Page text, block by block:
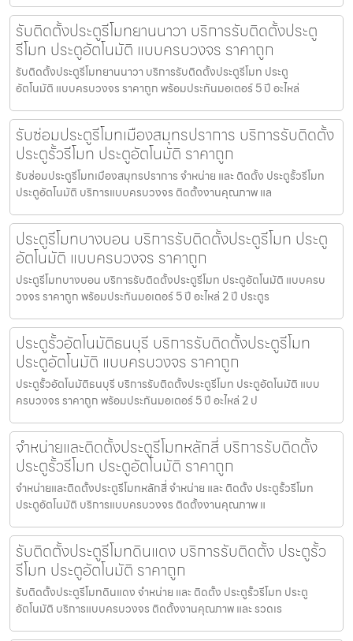
รับติดตั้งประตูรีโมทยานนาวา บริการรับติดตั้งประตู
รีโมท ประตูอัตโนมัติ แบบครบวงจร ราคาถูก
รับติดตั้งประตูรีโมทยานนาวา บริการรับติดตั้งประตูรีโมท ประตู
อัตโนมัติ แบบครบวงจร ราคาถูก พร้อมประกันมอเตอร์ 5 ปี อะไหล่
รับซ่อมประตูรีโมทเมืองสมุทรปราการ บริการรับติดตั้ง
ประตูรั้วรีโมท ประตูอัตโนมัติ ราคาถูก
รับซ่อมประตูรีโมทเมืองสมุทรปราการ จำหน่าย และ ติดตั้ง ประตูรั้วรีโมท
ประตูอัตโนมัติ บริการแบบครบวงจร ติดตั้งงานคุณภาพ แล
ประตูรีโมทบางบอน บริการรับติดตั้งประตูรีโมท ประตู
อัตโนมัติ แบบครบวงจร ราคาถูก
ประตูรีโมทบางบอน บริการรับติดตั้งประตูรีโมท ประตูอัตโนมัติ แบบครบ
วงจร ราคาถูก พร้อมประกันมอเตอร์ 5 ปี อะไหล่ 2 ปี ประตูร
ประตูรั้วอัตโนมัติธนบุรี บริการรับติดตั้งประตูรีโมท
ประตูอัตโนมัติ แบบครบวงจร ราคาถูก
ประตูรั้วอัตโนมัติธนบุรี บริการรับติดตั้งประตูรีโมท ประตูอัตโนมัติ แบบ
ครบวงจร ราคาถูก พร้อมประกันมอเตอร์ 5 ปี อะไหล่ 2 ป
จำหน่ายและติดตั้งประตูรีโมทหลักสี่ บริการรับติดตั้ง
ประตูรั้วรีโมท ประตูอัตโนมัติ ราคาถูก
จำหน่ายและติดตั้งประตูรีโมทหลักสี่ จำหน่าย และ ติดตั้ง ประตูรั้วรีโมท
ประตูอัตโนมัติ บริการแบบครบวงจร ติดตั้งงานคุณภาพ แ
รับติดตั้งประตูรีโมทดินแดง บริการรับติดตั้ง ประตูรั้ว
รีโมท ประตูอัตโนมัติ ราคาถูก
รับติดตั้งประตูรีโมทดินแดง จำหน่าย และ ติดตั้ง ประตูรั้วรีโมท ประตู
อัตโนมัติ บริการแบบครบวงจร ติดตั้งงานคุณภาพ และ รวดเร